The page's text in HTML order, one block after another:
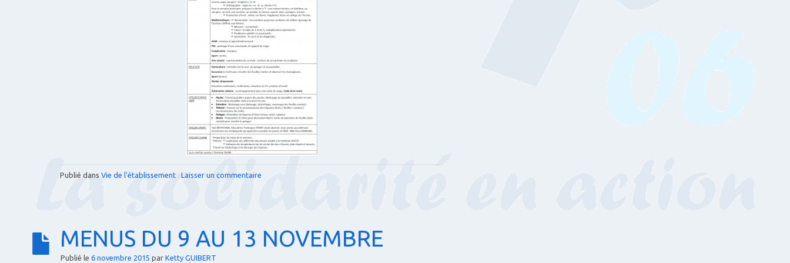
Publié dans Vie de l'établissement |Laisser un commentaire
MENUS DU 9 AU 13 NOVEMBRE
Publié le 6 novembre 2015 par Ketty GUIBERT